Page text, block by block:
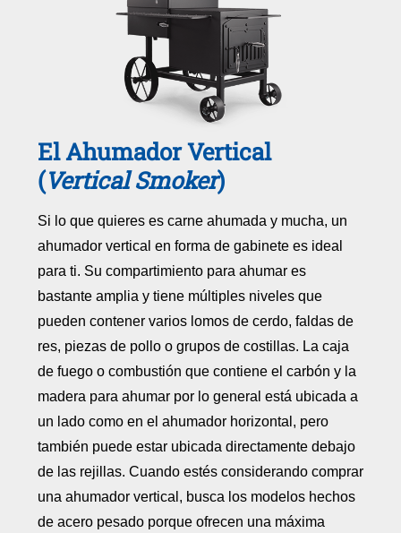
El Ahumador Vertical
(Vertical Smoker)
Si lo que quieres es carne ahumada y mucha, un
ahumador vertical en forma de gabinete es ideal
para ti. Su compartimiento para ahumar es
bastante amplia y tiene múltiples niveles que
pueden contener varios lomos de cerdo, faldas de
res, piezas de pollo o grupos de costillas. La caja
de fuego o combustión que contiene el carbón y la
madera para ahumar por lo general está ubicada a
un lado como en el ahumador horizontal, pero
también puede estar ubicada directamente debajo
de las rejillas. Cuando estés considerando comprar
una ahumador vertical, busca los modelos hechos
de acero pesado porque ofrecen una máxima